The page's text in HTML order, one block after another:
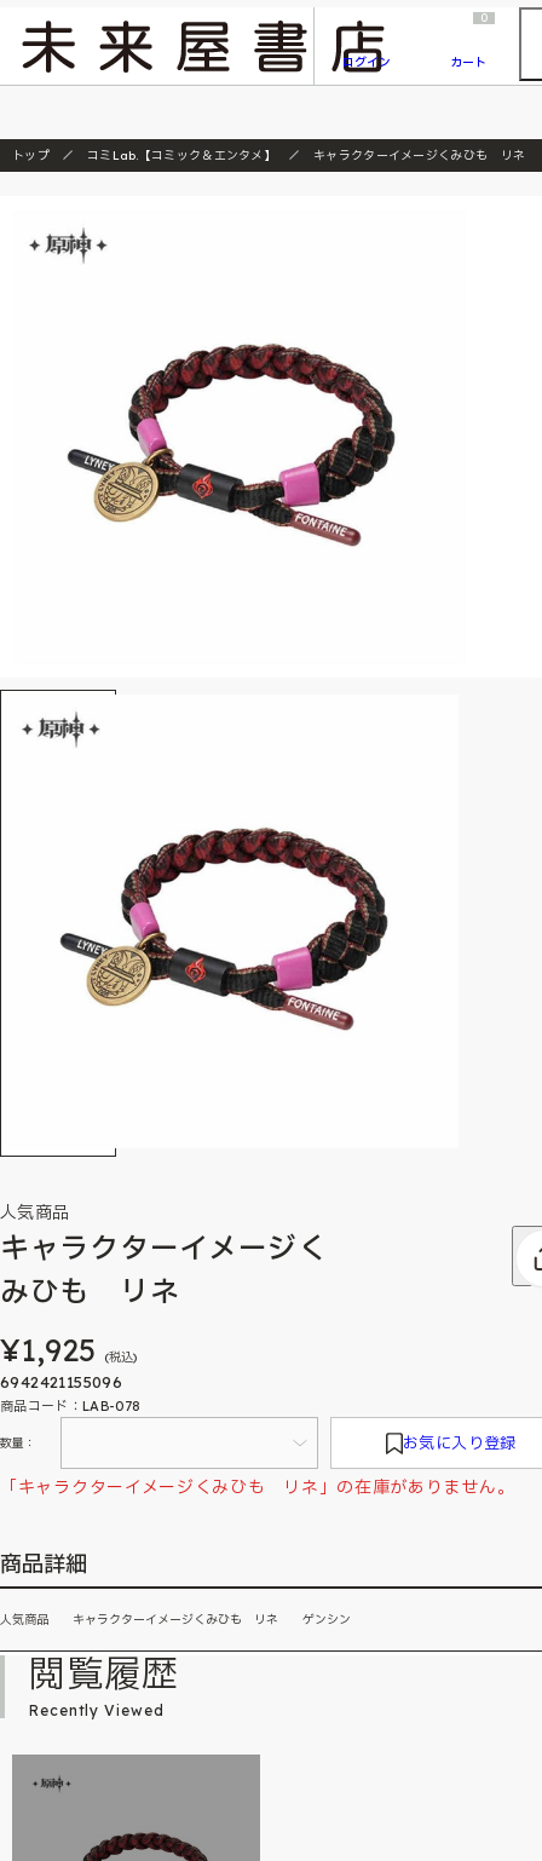
『ONE PIECE magazine 021 ONE PIECEカード付き同梱版』発売延期のご案内
ログイン
0
カート
トップ コミLab.【コミック＆エンタメ】 キャラクターイメージくみひも リネ
人気商品
キャラクターイメージく
みひも リネ
¥1,925 (税込)
6942421155096
商品コード：LAB-078
数量： お気に入り登録
「キャラクターイメージくみひも リネ」の在庫がありません。
商品詳細
人気商品 キャラクターイメージくみひも リネ ゲンシン
閲覧履歴
Recently Viewed